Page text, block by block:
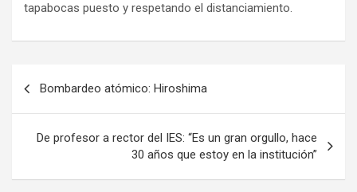
tapabocas puesto y respetando el distanciamiento.
g
Bombardeo atómico: Hiroshima
De profesor a rector del IES: “Es un gran orgullo, hace
30 años que estoy en la institución”